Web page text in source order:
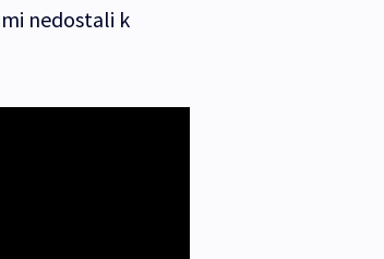
nedostali k